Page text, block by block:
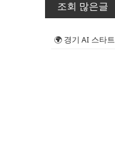
조회 많은글